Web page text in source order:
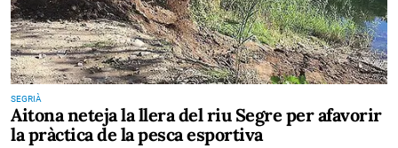
SEGRIÀ
Aitona neteja la llera del riu Segre per afavorir
la pràctica de la pesca esportiva